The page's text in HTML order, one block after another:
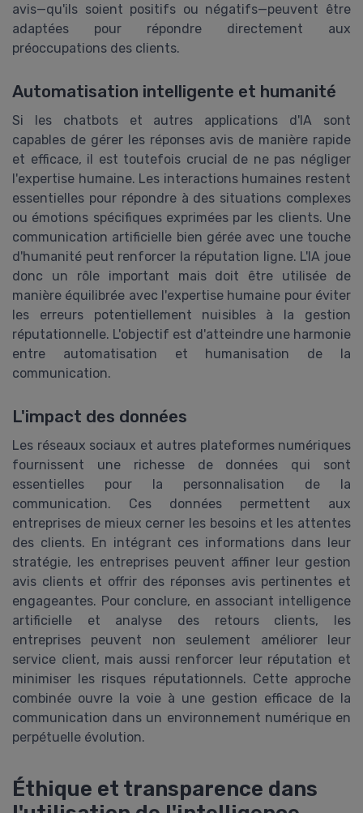
avis—qu'ils soient positifs ou négatifs—peuvent être
adaptées pour répondre directement aux
préoccupations des clients.
Automatisation intelligente et humanité
Si les chatbots et autres applications d'IA sont
capables de gérer les réponses avis de manière rapide
et efficace, il est toutefois crucial de ne pas négliger
l'expertise humaine. Les interactions humaines restent
essentielles pour répondre à des situations complexes
ou émotions spécifiques exprimées par les clients. Une
communication artificielle bien gérée avec une touche
d'humanité peut renforcer la réputation ligne. L'IA joue
donc un rôle important mais doit être utilisée de
manière équilibrée avec l'expertise humaine pour éviter
les erreurs potentiellement nuisibles à la gestion
réputationnelle. L'objectif est d'atteindre une harmonie
entre automatisation et humanisation de la
communication.
L'impact des données
Les réseaux sociaux et autres plateformes numériques
fournissent une richesse de données qui sont
essentielles pour la personnalisation de la
communication. Ces données permettent aux
entreprises de mieux cerner les besoins et les attentes
des clients. En intégrant ces informations dans leur
stratégie, les entreprises peuvent affiner leur gestion
avis clients et offrir des réponses avis pertinentes et
engageantes. Pour conclure, en associant intelligence
artificielle et analyse des retours clients, les
entreprises peuvent non seulement améliorer leur
service client, mais aussi renforcer leur réputation et
minimiser les risques réputationnels. Cette approche
combinée ouvre la voie à une gestion efficace de la
communication dans un environnement numérique en
perpétuelle évolution.
Éthique et transparence dans